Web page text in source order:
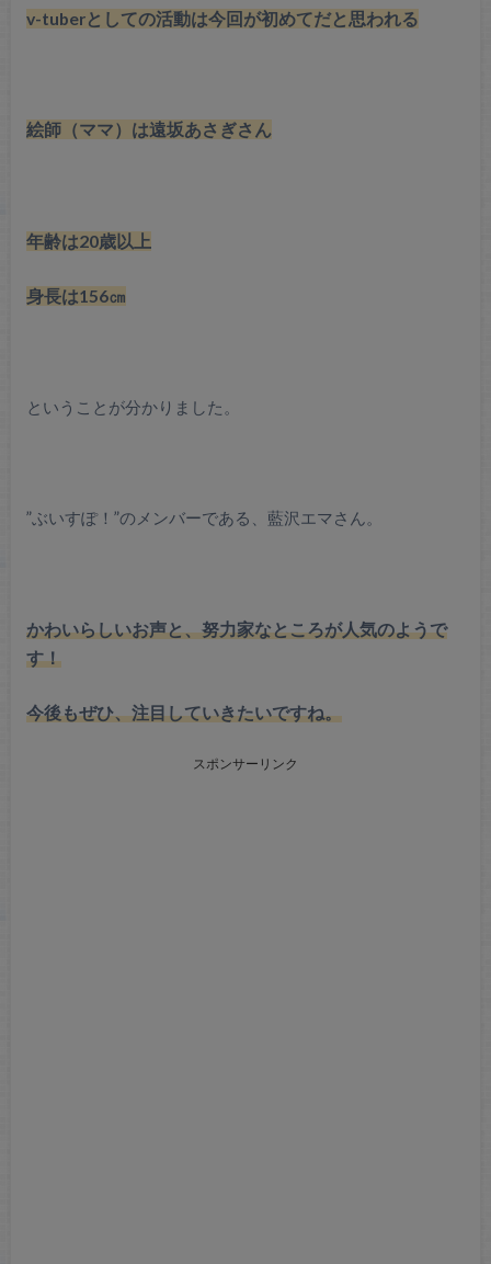
v-tuberとしての活動は今回が初めてだと思われる
絵師（ママ）は遠坂あさぎさん
年齢は20歳以上
身長は156㎝
ということが分かりました。
”ぶいすぽ！”のメンバーである、藍沢エマさん。
かわいらしいお声と、努力家なところが人気のようで
す！
今後もぜひ、注目していきたいですね。
スポンサーリンク